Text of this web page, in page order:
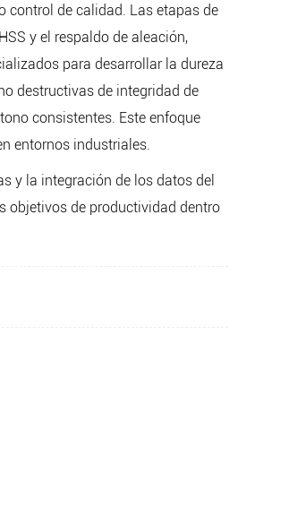
control de calidad. Las etapas de
y el respaldo de aleación,
para desarrollar la dureza
destructivas de integridad de
consistentes. Este enfoque
entornos industriales.
y la integración de los datos del
objetivos de productividad dentro